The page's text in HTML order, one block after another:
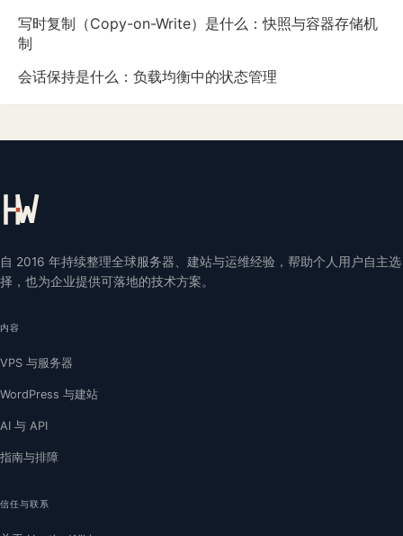
写时复制（Copy-on-Write）是什么：快照与容器存储机
制
会话保持是什么：负载均衡中的状态管理
自 2016 年持续整理全球服务器、建站与运维经验，帮助个人用户自主选
择，也为企业提供可落地的技术方案。
内容
VPS 与服务器
WordPress 与建站
AI 与 API
指南与排障
信任与联系